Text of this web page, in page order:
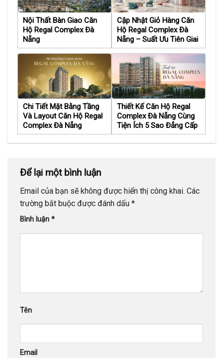
Nội Thất Bàn Giao Căn
Hộ Regal Complex Đà
Nẵng
Cập Nhật Giỏ Hàng Căn
Hộ Regal Complex Đà
Nẵng – Suất Ưu Tiên Giai
Đoạn 1
Chi Tiết Mặt Bằng Tầng
Và Layout Căn Hộ Regal
Complex Đà Nẵng
Thiết Kế Căn Hộ Regal
Complex Đà Nẵng Cùng
Tiện Ích 5 Sao Đẳng Cấp
Để lại một bình luận
Email của bạn sẽ không được hiển thị công khai. Các
trường bắt buộc được đánh dấu *
Bình luận *
Tên
Email